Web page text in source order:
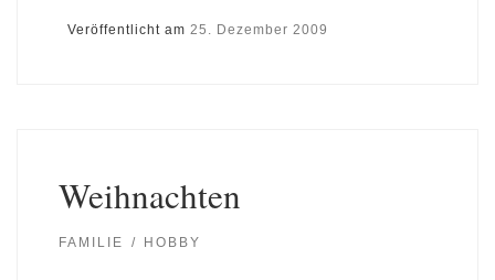
Veröffentlicht am 25. Dezember 2009
Weihnachten
FAMILIE HOBBY